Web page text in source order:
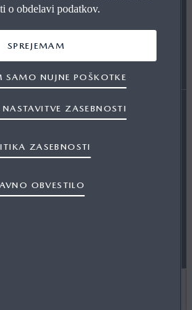
Piškotki
o obdelavi podatkov.
ZASEBNOSTI
OBVESTILO
ZASEBNOSTI
SAMO NUJNE POŠKOTKE
SPREJEMAM